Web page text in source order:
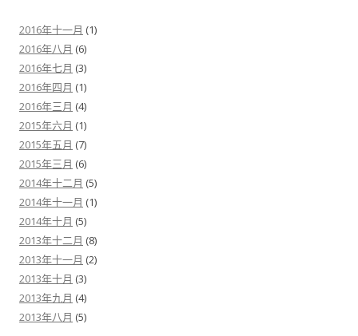
2016年十一月 (1)
2016年八月 (6)
2016年七月 (3)
2016年四月 (1)
2016年三月 (4)
2015年六月 (1)
2015年五月 (7)
2015年三月 (6)
2014年十二月 (5)
2014年十一月 (1)
2014年十月 (5)
2013年十二月 (8)
2013年十一月 (2)
2013年十月 (3)
2013年九月 (4)
2013年八月 (5)